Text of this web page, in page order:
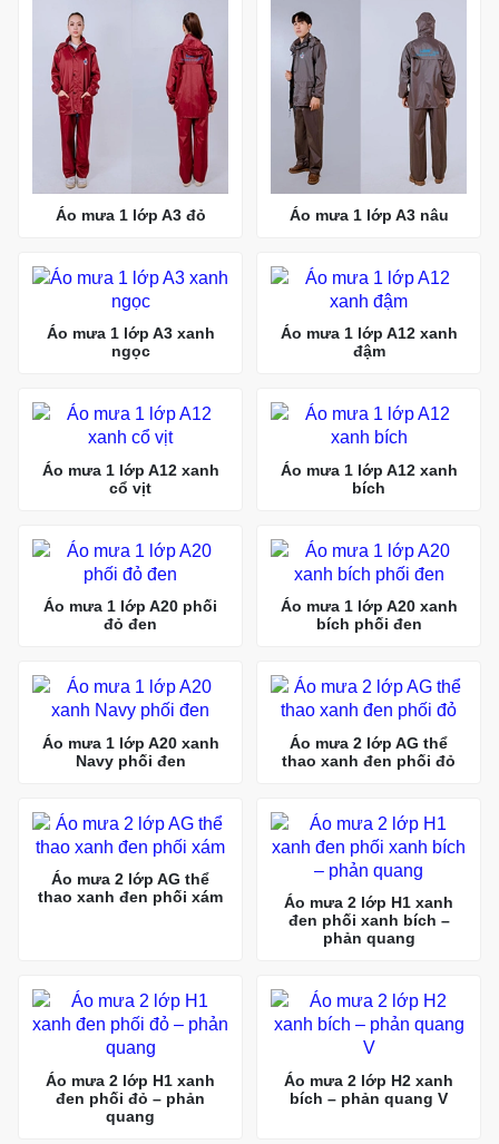
Áo mưa 1 lớp A3 đỏ Áo mưa 1 lớp A3 nâu
Áo mưa 1 lớp A3 xanh
ngọc
Áo mưa 1 lớp A12 xanh
đậm
Áo mưa 1 lớp A12 xanh
cổ vịt
Áo mưa 1 lớp A12 xanh
bích
Áo mưa 1 lớp A20 phối
đỏ đen
Áo mưa 1 lớp A20 xanh
bích phối đen
Áo mưa 1 lớp A20 xanh
Navy phối đen
Áo mưa 2 lớp AG thể
thao xanh đen phối đỏ
Áo mưa 2 lớp AG thể
thao xanh đen phối xám
Áo mưa 2 lớp H1 xanh
đen phối xanh bích –
phản quang
Áo mưa 2 lớp H1 xanh
đen phối đỏ – phản
quang
Áo mưa 2 lớp H2 xanh
bích – phản quang V